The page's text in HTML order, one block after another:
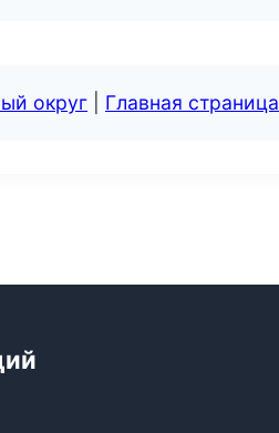
округ Главная страница